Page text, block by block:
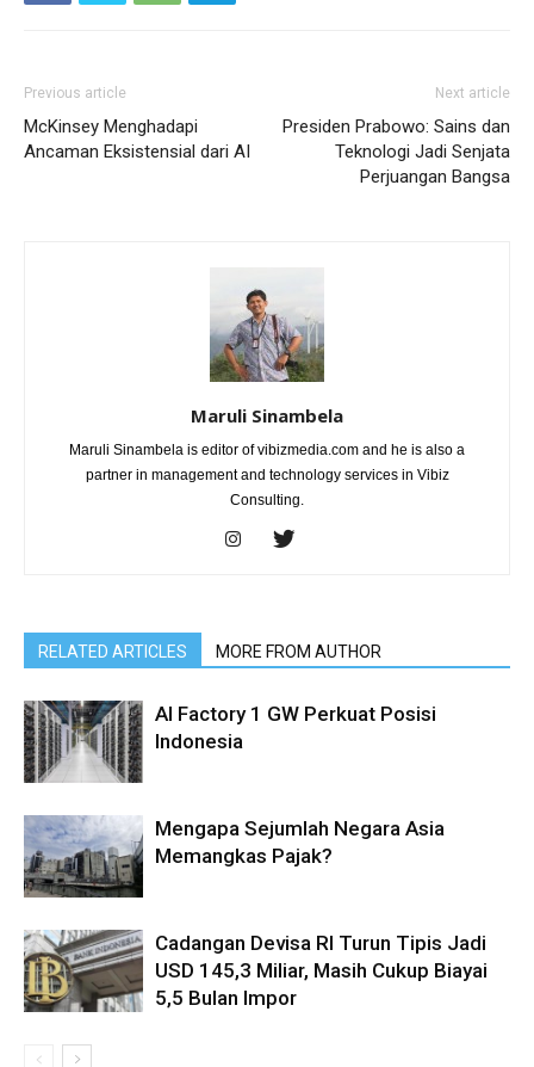
Previous article
McKinsey Menghadapi
Ancaman Eksistensial dari AI
Next article
Presiden Prabowo: Sains dan
Teknologi Jadi Senjata
Perjuangan Bangsa
Maruli Sinambela
Maruli Sinambela is editor of vibizmedia.com and he is also a
partner in management and technology services in Vibiz
Consulting.
RELATED ARTICLES MORE FROM AUTHOR
AI Factory 1 GW Perkuat Posisi
Indonesia
Mengapa Sejumlah Negara Asia
Memangkas Pajak?
Cadangan Devisa RI Turun Tipis Jadi
USD 145,3 Miliar, Masih Cukup Biayai
5,5 Bulan Impor